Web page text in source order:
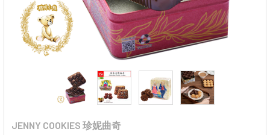
JENNY COOKIES 珍妮曲奇